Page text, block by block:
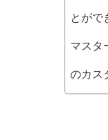
とがで
マスタ
のカス